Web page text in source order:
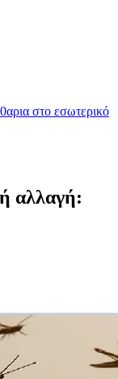
στο εσωτερικό
αλλαγή: